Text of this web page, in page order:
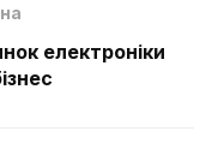
електроніки